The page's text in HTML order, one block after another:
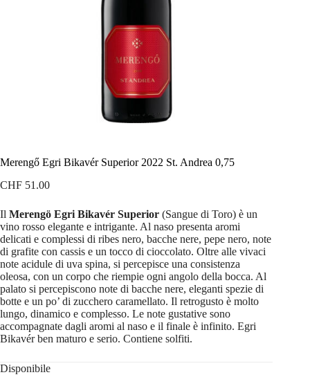
Merengő Egri Bikavér Superior 2022 St. Andrea 0,75
CHF 51.00
Il Merengö Egri Bikavér Superior (Sangue di Toro) è un
vino rosso elegante e intrigante. Al naso presenta aromi
delicati e complessi di ribes nero, bacche nere, pepe nero, note
di grafite con cassis e un tocco di cioccolato. Oltre alle vivaci
note acidule di uva spina, si percepisce una consistenza
oleosa, con un corpo che riempie ogni angolo della bocca. Al
palato si percepiscono note di bacche nere, eleganti spezie di
botte e un po’ di zucchero caramellato. Il retrogusto è molto
lungo, dinamico e complesso. Le note gustative sono
accompagnate dagli aromi al naso e il finale è infinito. Egri
Bikavér ben maturo e serio. Contiene solfiti.
Disponibile